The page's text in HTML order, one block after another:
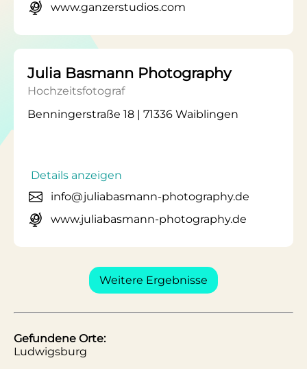
www.ganzerstudios.com
Julia Basmann Photography
Hochzeitsfotograf
Benningerstraße 18 | 71336 Waiblingen
Details anzeigen
info@juliabasmann-photography.de
www.juliabasmann-photography.de
Weitere Ergebnisse
Gefundene Orte:
Ludwigsburg